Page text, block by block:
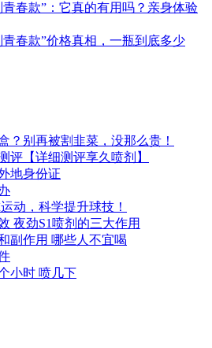
春款”：它真的有用吗？亲身体验
春款”价格真相，一瓶到底多少
？别再被割韭菜，没那么贵！
评【详细测评享久喷剂】
地身份证
动，科学提升球技！
夜劲S1喷剂的三大作用
副作用 哪些人不宜喝
小时 喷几下